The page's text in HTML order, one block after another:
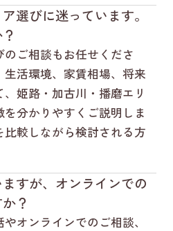
選びに迷っています。
のご相談もお任せくださ
生活環境、家賃相場、将来
姫路・加古川・播磨エリ
分かりやすくご説明しま
比較しながら検討される方
すが、オンラインでの
？
オンラインでのご相談、